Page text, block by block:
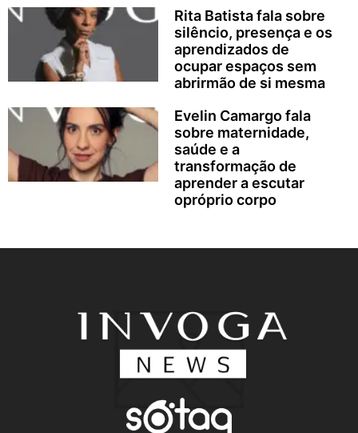
Rita Batista fala sobre
silêncio, presença e os
aprendizados de
ocupar espaços sem
abrirmão de si mesma
Evelin Camargo fala
sobre maternidade,
saúde e a
transformação de
aprender a escutar
opróprio corpo